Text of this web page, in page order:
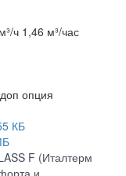
ч 1,46 м³/час
доп опция
КБ
F (Италтерм
и